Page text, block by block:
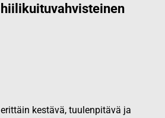
kestävä, tuulenpitävä ja